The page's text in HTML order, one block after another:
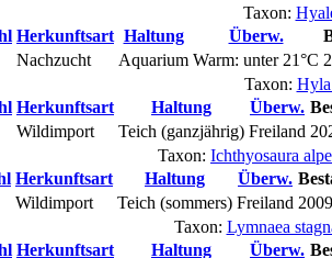
Taxon:
Herkunftsart Haltung Überw.
Nachzucht Aquarium Warm: unter 21°C
Taxon: Hyla
Herkunftsart Haltung Überw.
Wildimport Teich (ganzjährig) Freiland
Taxon: Ichthyosaura
Herkunftsart Haltung Überw.
Wildimport Teich (sommers) Freiland 2009
Taxon: Lymnaea
Herkunftsart Haltung Überw.